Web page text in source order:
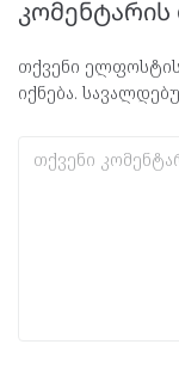
თქვენი
იქნება.